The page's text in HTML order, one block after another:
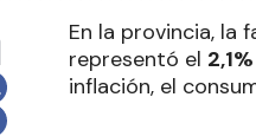
En la provincia, la
representó el
inflación, el